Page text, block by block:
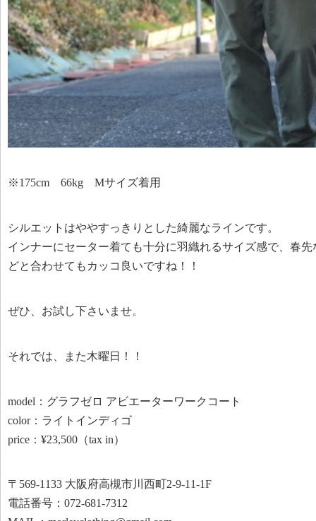
※175cm 66kg Mサイズ着用
シルエットはややすっきりとした綺麗なラインです。
インナーにセーター着ても十分に羽織れるサイズ感で、春
どと合わせてもカッコ良いですね！！
ぜひ、お試し下さいませ。
それでは、また木曜日！！
model：グラフゼロ アビエーターワークコート
color：ライトインディゴ
price：¥23,500（tax in）
〒569-1133 大阪府高槻市川西町2-9-11-1F
電話番号：072-681-7312